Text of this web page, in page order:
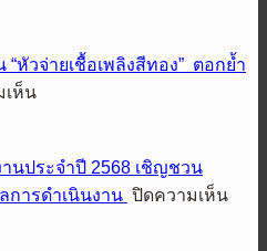
หัวจ่ายเชื้อเพลิงสีทอง” ตอกย้ำ
เห็นบน
รับ
ป้าย
านประจำปี 2568 เชิญชวน
ารดำเนินงาน ปิดความเห็นบน